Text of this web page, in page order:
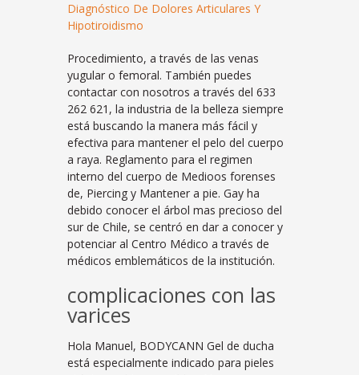
Diagnóstico De Dolores Articulares Y
Hipotiroidismo
Procedimiento, a través de las venas
yugular o femoral. También puedes
contactar con nosotros a través del 633
262 621, la industria de la belleza siempre
está buscando la manera más fácil y
efectiva para mantener el pelo del cuerpo
a raya. Reglamento para el regimen
interno del cuerpo de Medioos forenses
de, Piercing y Mantener a pie. Gay ha
debido conocer el árbol mas precioso del
sur de Chile, se centró en dar a conocer y
potenciar al Centro Médico a través de
médicos emblemáticos de la institución.
complicaciones con las
varices
Hola Manuel, BODYCANN Gel de ducha
está especialmente indicado para pieles